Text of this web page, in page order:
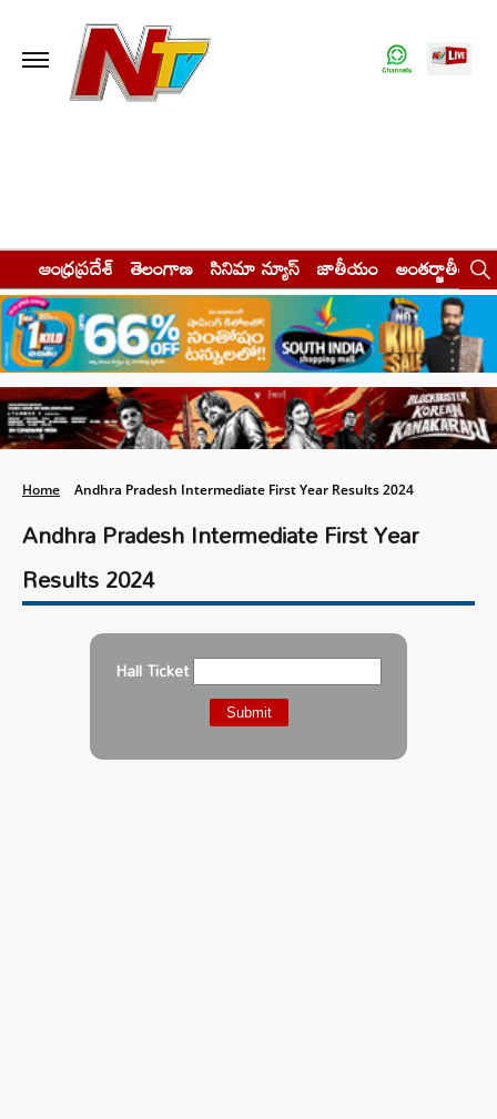
ఆంధ్రప్రదేశ్ తెలంగాణ సినిమా న్యూస్ జాతీయం అంతర్జాతీయం
Home Andhra Pradesh Intermediate First Year Results 2024
Andhra Pradesh Intermediate First Year
Results 2024
Hall Ticket
Submit